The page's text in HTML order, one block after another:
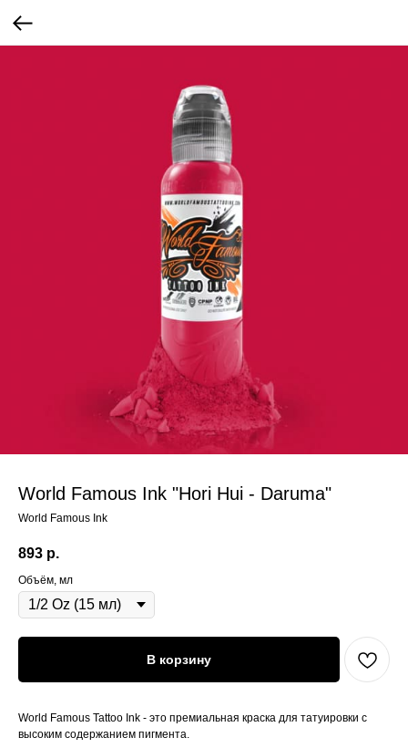
World Famous Ink "Hori Hui - Daruma"
World Famous Ink
893 р.
Объём, мл
В корзину
World Famous Tattoo Ink - это премиальная краска для татуировки с
высоким содержанием пигмента.